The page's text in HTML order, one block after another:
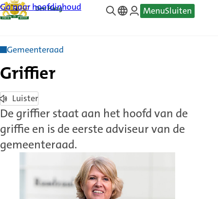
Ga naar hoofdinhoud
—
MenuSluiten
Gemeenteraad
Griffier
Luister
De griffier staat aan het hoofd van de
griffie en is de eerste adviseur van de
gemeenteraad.